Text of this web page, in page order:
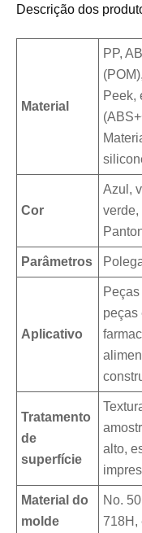
Descrição dos
Material
PP,
Peek,
Cor
Azul,
verde,
Parâmetros
Aplicativo
peças
Tratamento
de
superfície
alto,
Material do
molde
No.
718H,